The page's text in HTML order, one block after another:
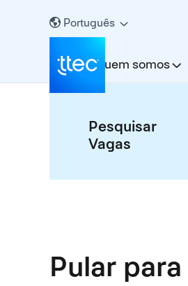
Português
Quem somos
Pesquisar
Vagas
Pular